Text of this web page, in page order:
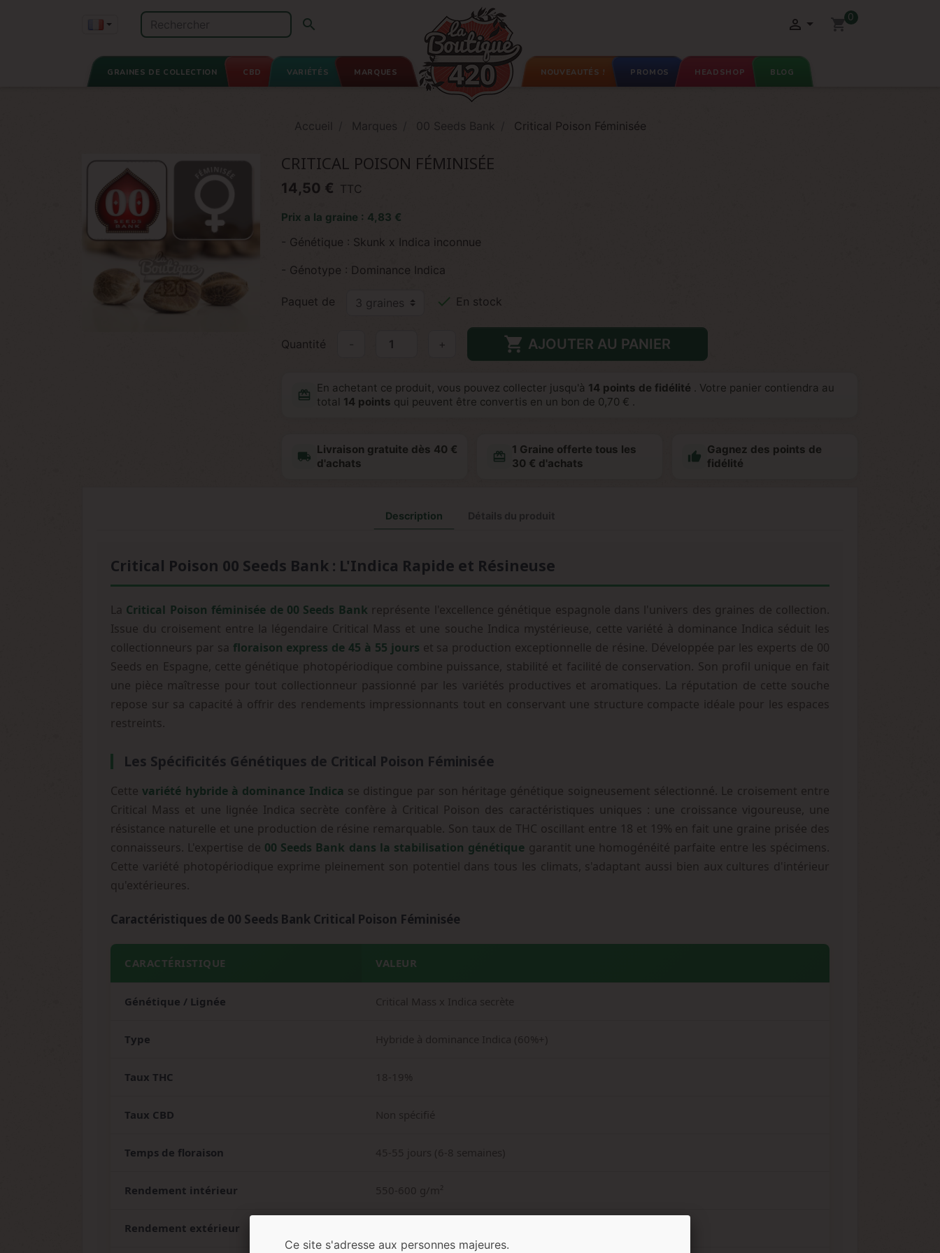
  shopping_cart0
GRAINES DE COLLECTION CBD VARIÉTÉS MARQUES NOUVEAUTÉS ! PROMOS HEADSHOP BLOG
Accueil Marques 00 Seeds Bank Critical Poison Féminisée
CRITICAL POISON FÉMINISÉE
14,50 € TTC
Prix a la graine : 4,83 €
- Génétique : Skunk x Indica inconnue
- Génotype : Dominance Indica
Paquet de  En stock
Quantité +  AJOUTER AU PANIER
redeem
En achetant ce produit, vous pouvez collecter jusqu'à 14 points de fidélité . Votre panier contiendra au
total 14 points qui peuvent être convertis en un bon de 0,70 € .
local_shipping
Livraison gratuite dès 40 €
d'achats
redeem
1 Graine offerte tous les
30 € d'achats

Gagnez des points de
fidélité
Description
Critical Poison 00 Seeds Bank : L'Indica Rapide et Résineuse
La Critical Poison féminisée de 00 Seeds Bank représente l'excellence génétique espagnole dans l'univers des graines de collection.
Issue du croisement entre la légendaire Critical Mass et une souche Indica mystérieuse, cette variété à dominance Indica séduit les
collectionneurs par sa floraison express de 45 à 55 jours et sa production exceptionnelle de résine. Développée par les experts de 00
Seeds en Espagne, cette génétique photopériodique combine puissance, stabilité et facilité de conservation. Son profil unique en fait
une pièce maîtresse pour tout collectionneur passionné par les variétés productives et aromatiques. La réputation de cette souche
repose sur sa capacité à offrir des rendements impressionnants tout en conservant une structure compacte idéale pour les espaces
restreints.
Les Spécificités Génétiques de Critical Poison Féminisée
Cettevariété hybride à dominance Indica se distingue par son héritage génétique soigneusement sélectionné. Le croisement entre
Critical Mass et une lignée Indica secrète confère à Critical Poison des caractéristiques uniques : une croissance vigoureuse, une
résistance naturelle et une production de résine remarquable. Son taux de THC oscillant entre 18 et 19% en fait une graine prisée des
connaisseurs. L'expertise de 00 Seeds Bank dans la stabilisation génétique garantit une homogénéité parfaite entre les spécimens.
Cette variété photopériodique exprime pleinement son potentiel dans tous les climats, s'adaptant aussi bien aux cultures d'intérieur
qu'extérieures.
Caractéristiques de 00 Seeds Bank Critical Poison Féminisée
CARACTÉRISTIQUE VALEUR
Génétique / Lignée Critical Mass x Indica secrète
Type Hybride à dominance Indica (60%+)
Taux THC 18-19%
Taux CBD Non spécifié
Temps de floraison 45-55 jours (6-8 semaines)
Rendement intérieur 550-600 g/m²
Rendement extérieur
Ce site s'adresse aux personnes majeures.